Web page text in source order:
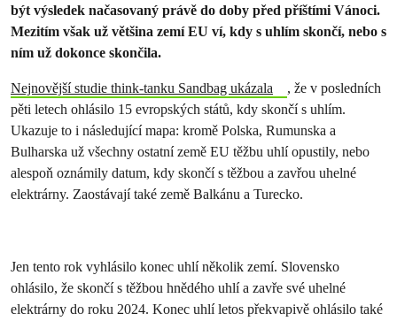
být výsledek načasovaný právě do doby před příštími Vánoci.
Mezitím však už většina zemí EU ví, kdy s uhlím skončí, nebo s
ním už dokonce skončila.
Nejnovější studie think-tanku Sandbag ukázala
, že v posledních
pěti letech ohlásilo 15 evropských států, kdy skončí s uhlím.
Ukazuje to i následující mapa: kromě Polska, Rumunska a
Bulharska už všechny ostatní země EU těžbu uhlí opustily, nebo
alespoň oznámily datum, kdy skončí s těžbou a zavřou uhelné
elektrárny. Zaostávají také země Balkánu a Turecko.
Jen tento rok vyhlásilo konec uhlí několik zemí. Slovensko
ohlásilo, že skončí s těžbou hnědého uhlí a zavře své uhelné
elektrárny do roku 2024. Konec uhlí letos překvapivě ohlásilo také